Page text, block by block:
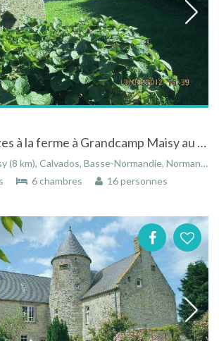
Chambres d'hôtes à la ferme à Grandcamp Maisy au coeur des plages du débarquement
km), Calvados, Basse-Normandie, Normandie, France
6 chambres 16 personnes